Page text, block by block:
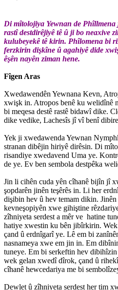
Di mîtolojiya Yewnan de
rastî destdirêjiyê tê û ji bo neaxive
kulubeyekê tê kirin. Phîlomena bi
ferzkirin dişkîne û agahiyê dide
êşên nayên ziman hene.
Fîgen Aras
Xwedawendên Yewnana Kevn,
xwişk in. Atropos benê ku welidînê
bi meqesa destê rastê bidawî dike.
dike vedike, Lachesîs jî vî benî
Yek ji xwedawenda Yewnan
stranan dibêjin hiriyê dirêsin. Di
risandiye xwedavend Uma ye.
de ye. Ev ben sembola destpêka
Jin li cihên cuda yên cîhanê bijîn jî
şopdarên jinên teşêrês in. Li her
dişibin hev û hev temam dikin.
kevneşopiyên xwe gihiştine
zîhniyeta serdest a mêr ve hatine
hatiye xwestin ku bên jibîrkirin.
çand û erdnîgarî ye. Lê em bi
nasnameya xwe em jin in. Em
tuneye. Em bi serkeftin hev
wek gelan xwedî dîrok, çand û
cîhanê hewcedariya me bi
Dewlet û zîhniyeta serdest her tim